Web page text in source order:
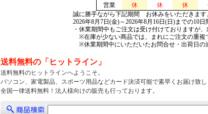
営業
休 休 休
誠に勝手ながら下記期間 お休みをいただきます
2026年8月7日(金)～2026年8月16日(日)までの10日
・休業期間中もご注文は受け付けておりますが
※在庫が少ない商品では、まれにご注文の重複
※休業期間中にいただいたお問合せ・出荷日の
送料無料の「ヒットライン」
送料無料のヒットラインへようこそ。
パソコン、家電製品、 スポーツ用品などカード決済可能で素早くお届け致し
全国一律送料無料！法人様向けの販売も行っております。